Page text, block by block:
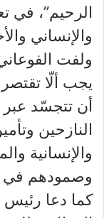
الرحيم”، في
والإنساني
ولفت
يجب ألّا
أن تتجسّد
النازحين
والإنسانية
وصمودهم في
كما دعا رئيس